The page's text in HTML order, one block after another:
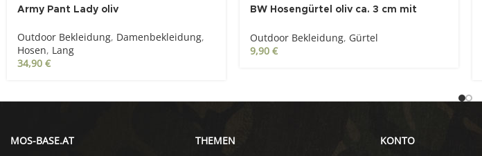
Army Pant Lady oliv
Outdoor Bekleidung, Damenbekleidung,
Hosen, Lang
34,90 €
BW Hosengürtel oliv ca. 3 cm mit
Outdoor Bekleidung, Gürtel
9,90 €
MOS-BASE.AT THEMEN KONTO